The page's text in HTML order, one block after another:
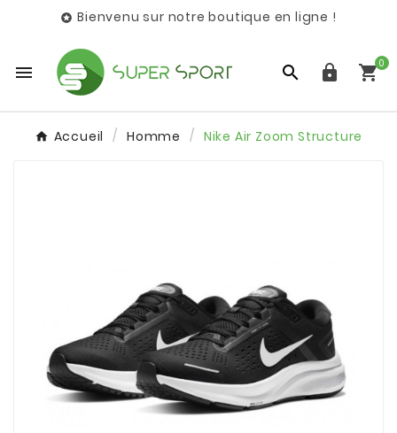
 Bienvenu sur notre boutique en ligne !
   0
Accueil Homme Nike Air Zoom Structure